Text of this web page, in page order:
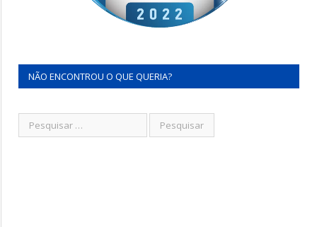
NÃO ENCONTROU O QUE QUERIA?